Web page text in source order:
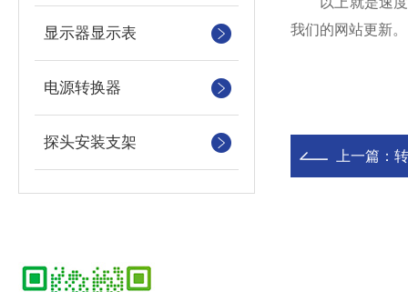
显示器显示表
电源转换器
探头安装支架
我们的网站更新。
上一篇：